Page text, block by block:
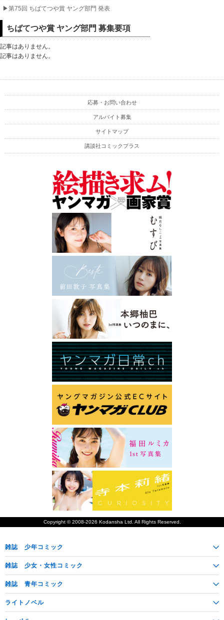
▶︎第75回 ちばてつや賞 ヤング部門 発表
ちばてつや賞 ヤング部門 募集要項
記事はありません。
記事はありません。
応募・お問い合わせ
アルバイト募集
サイトマップ
講談社コミックプラス
Copyright © 2008-2026 KodanshaLtd. All Rights Reserved.
雑誌 少年コミック
雑誌 少女・女性コミック
雑誌 青年コミック
ライトノベル